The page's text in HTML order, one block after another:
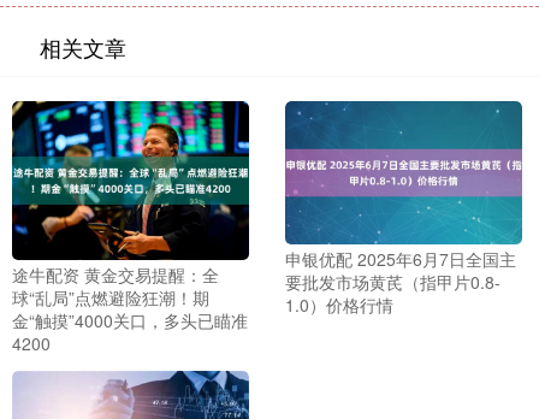
相关文章
途牛配资 黄金交易提醒：全
球“乱局”点燃避险狂潮！期
金“触摸”4000关口，多头已瞄准
4200
申银优配 2025年6月7日全国主
要批发市场黄芪（指甲片0.8-
1.0）价格行情